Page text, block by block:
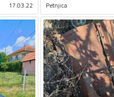
17.03.22 Petnjica